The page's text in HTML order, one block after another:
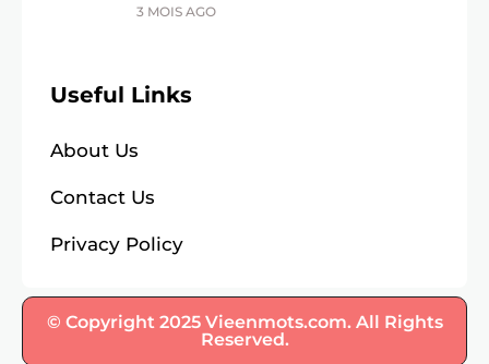
3 MOIS AGO
Useful Links
About Us
Contact Us
Privacy Policy
© Copyright 2025 Vieenmots.com. All Rights
Reserved.